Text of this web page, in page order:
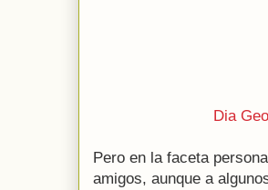
Dia
Pero en la faceta
amigos, aunque a